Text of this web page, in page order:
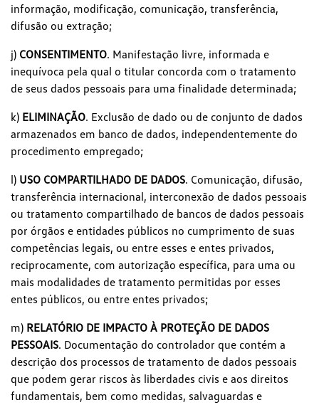
informação, modificação, comunicação, transferência,
difusão ou extração;
j) CONSENTIMENTO. Manifestação livre, informada e
inequívoca pela qual o titular concorda com o tratamento
de seus dados pessoais para uma finalidade determinada;
k) ELIMINAÇÃO. Exclusão de dado ou de conjunto de dados
armazenados em banco de dados, independentemente do
procedimento empregado;
l) USO COMPARTILHADO DE DADOS. Comunicação, difusão,
transferência internacional, interconexão de dados pessoais
ou tratamento compartilhado de bancos de dados pessoais
por órgãos e entidades públicos no cumprimento de suas
competências legais, ou entre esses e entes privados,
reciprocamente, com autorização específica, para uma ou
mais modalidades de tratamento permitidas por esses
entes públicos, ou entre entes privados;
m) RELATÓRIO DE IMPACTO À PROTEÇÃO DE DADOS
PESSOAIS. Documentação do controlador que contém a
descrição dos processos de tratamento de dados pessoais
que podem gerar riscos às liberdades civis e aos direitos
fundamentais, bem como medidas, salvaguardas e